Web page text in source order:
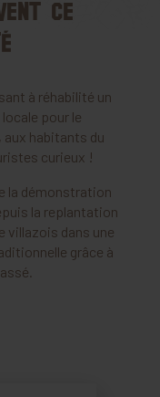
ce
à réhabilité un
pour le
habitants du
curieux !
la démonstration
la replantation
villazois dans une
grâce à